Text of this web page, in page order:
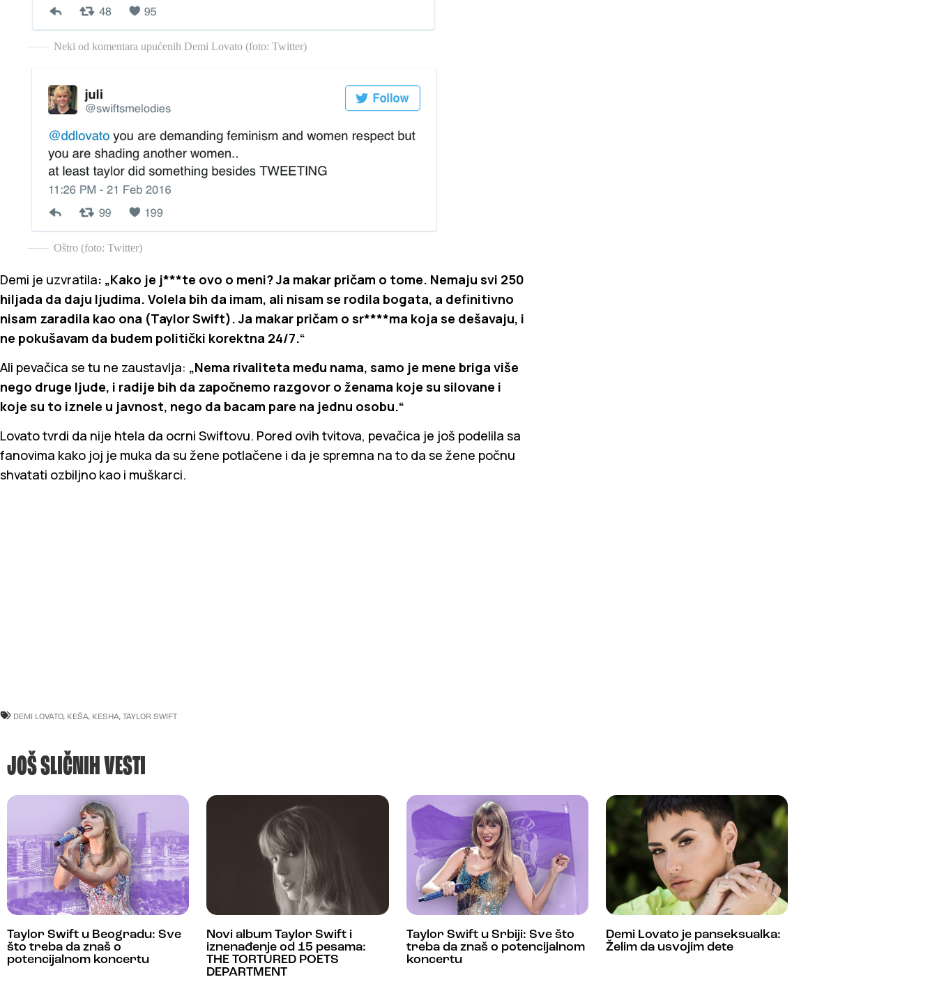
Neki od komentara upućenih Demi Lovato (foto: Twitter)
Oštro (foto: Twitter)
Demi je uzvratila: „Kako je j***te ovo o meni? Ja makar pričam o tome. Nemaju svi 250
hiljada da daju ljudima. Volela bih da imam, ali nisam se rodila bogata, a definitivno
nisam zaradila kao ona (Taylor Swift). Ja makar pričam o sr****ma koja se dešavaju, i
ne pokušavam da budem politički korektna 24/7.“
Ali pevačica se tu ne zaustavlja: „Nema rivaliteta među nama, samo je mene briga više
nego druge ljude, i radije bih da započnemo razgovor o ženama koje su silovane i
koje su to iznele u javnost, nego da bacam pare na jednu osobu.“
Lovato tvrdi da nije htela da ocrni Swiftovu. Pored ovih tvitova, pevačica je još podelila sa
fanovima kako joj je muka da su žene potlačene i da je spremna na to da se žene počnu
shvatati ozbiljno kao i muškarci.
DEMI LOVATO, KEŠA, KESHA, TAYLOR SWIFT
JOŠ SLIČNIH VESTI
Taylor Swift u Beogradu: Sve
što treba da znaš o
potencijalnom koncertu
Novi album Taylor Swift i
iznenađenje od 15 pesama:
THE TORTURED POETS
DEPARTMENT
Taylor Swift u Srbiji: Sve što
treba da znaš o potencijalnom
koncertu
Demi Lovato je panseksualka:
Želim da usvojim dete